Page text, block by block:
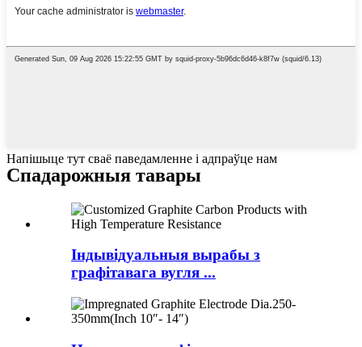
Напішыце тут сваё паведамленне і адпраўце нам
Спадарожныя тавары
Індывідуальныя вырабы з
графітавага вугля ...